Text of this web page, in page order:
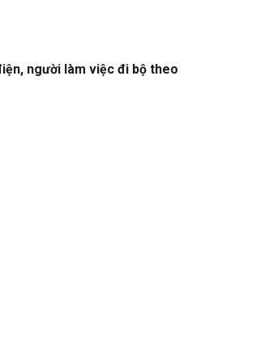
người làm việc đi bộ theo